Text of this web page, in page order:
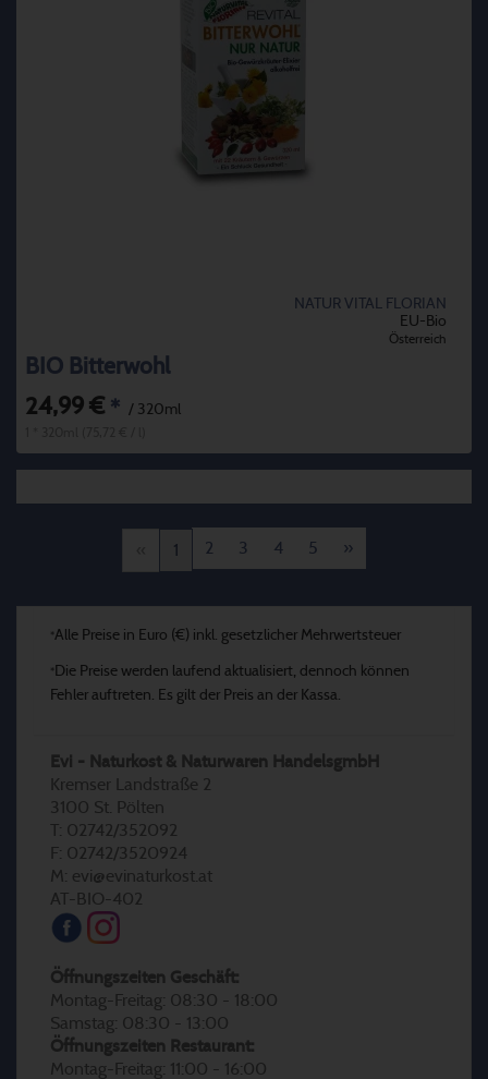
NATUR VITAL FLORIAN
EU-Bio
Österreich
BIO Bitterwohl
24,99 € * / 320ml
1 2 3 4 5 »
*Alle Preise in Euro (€) inkl. gesetzlicher Mehrwertsteuer
* Die Preise werden laufend aktualisiert, dennoch können
Fehler auftreten. Es gilt der Preis an der Kassa.
Evi - Naturkost & Naturwaren HandelsgmbH
Kremser Landstraße 2
3100 St. Pölten
T: 02742/352092
F: 02742/3520924
M: evi@evinaturkost.at
AT-BIO-402
Öffnungszeiten Geschäft:
Montag-Freitag: 08:30 - 18:00
Samstag: 08:30 - 13:00
Öffnungszeiten Restaurant:
Montag-Freitag: 11:00 - 16:00